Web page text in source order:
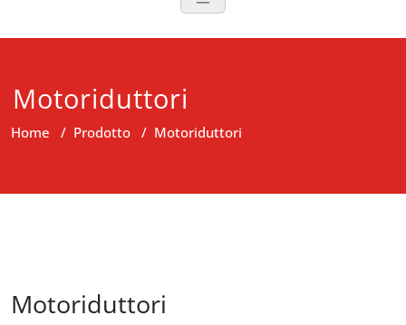
Motoriduttori
Home / Prodotto / Motoriduttori
Motoriduttori